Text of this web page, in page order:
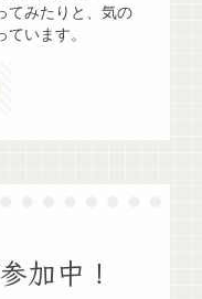
てみたりと、気の
います。
加中！